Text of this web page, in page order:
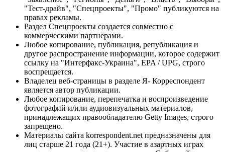
"Тест-драйв", "Спецпроекты", "Промо" публикуются на
правах рекламы.
Раздел Спецпроекты создается совместно с
коммерческими партнерами.
Любое копирование, публикация, републикация и
другое распространение информации, которое содержит
ссылку на "Интерфакс-Украина", EPA / UPG, строго
воспрещается.
Владелец веб-страницы в разделе Я- Корреспондент
является автор публикации.
Любое копирование, перепечатка и воспроизведение
фотографий и/или аудиовизуальных материалов,
принадлежащих правообладателю Getty Images, строго
запрещено.
Материалы сайта korrespondent.net предназначены для
лиц старше 21 года (21+). Участие в азартных играх